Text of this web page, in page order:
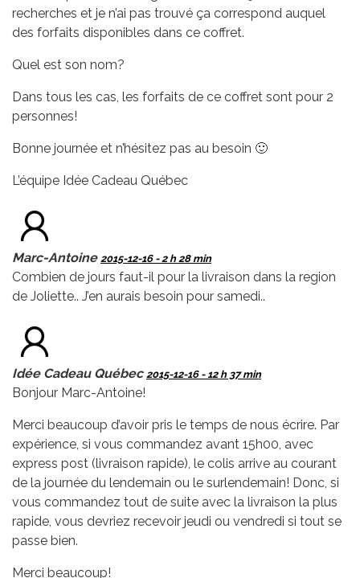
recherches et je n’ai pas trouvé ça correspond auquel
des forfaits disponibles dans ce coffret.
Quel est son nom?
Dans tous les cas, les forfaits de ce coffret sont pour 2
personnes!
Bonne journée et n’hésitez pas au besoin 🙂
L’équipe Idée Cadeau Québec
Marc-Antoine 2015-12-16 - 2 h 28 min
Combien de jours faut-il pour la livraison dans la region
de Joliette.. J’en aurais besoin pour samedi..
Idée Cadeau Québec 2015-12-16 - 12 h 37 min
Bonjour Marc-Antoine!
Merci beaucoup d’avoir pris le temps de nous écrire. Par
expérience, si vous commandez avant 15h00, avec
express post (livraison rapide), le colis arrive au courant
de la journée du lendemain ou le surlendemain! Donc, si
vous commandez tout de suite avec la livraison la plus
rapide, vous devriez recevoir jeudi ou vendredi si tout se
passe bien.
Merci beaucoup!